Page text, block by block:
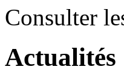
Consulter
Actualités